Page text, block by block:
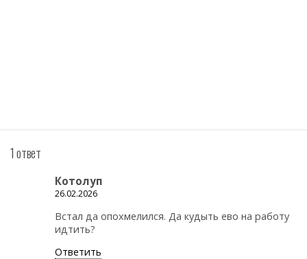
1 ответ
Котолуп
26.02.2026
Встал да опохмелился. Да кудыть ево на работу
идтить?
Ответить